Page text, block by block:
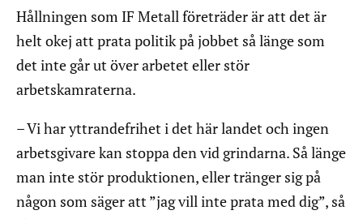
Hållningen som IF Metall företräder är att det är
helt okej att prata politik på jobbet så länge som
det inte går ut över arbetet eller stör
arbetskamraterna.
– Vi har yttrandefrihet i det här landet och ingen
arbetsgivare kan stoppa den vid grindarna. Så länge
man inte stör produktionen, eller tränger sig på
någon som säger att ”jag vill inte prata med dig”, så